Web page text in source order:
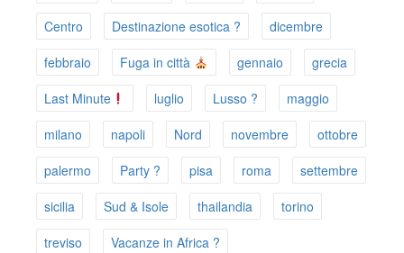
Centro
Destinazione esotica ?
dicembre
febbraio
Fuga in città gennaio
grecia
Last Minute
luglio Lusso ?
maggio
milano
napoli Nord novembre
ottobre
palermo
Party ? pisa roma
settembre
sicilia
Sud & Isole thailandia
torino
treviso
Vacanze in Africa ?